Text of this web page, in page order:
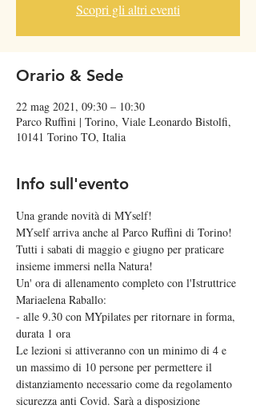
Scopri gli altri eventi
Orario & Sede
22 mag 2021, 09:30 – 10:30
Parco Ruffini | Torino, Viale Leonardo Bistolfi,
10141 Torino TO, Italia
Info sull'evento
Una grande novità di MYself!
MYself arriva anche al Parco Ruffini di Torino!
Tutti i sabati di maggio e giugno per praticare
insieme immersi nella Natura!
Un' ora di allenamento completo con l'Istruttrice
Mariaelena Raballo:
- alle 9.30 con MYpilates per ritornare in forma,
durata 1 ora
Le lezioni si attiveranno con un minimo di 4 e
un massimo di 10 persone per permettere il
distanziamento necessario come da regolamento
sicurezza anti Covid. Sarà a disposizione